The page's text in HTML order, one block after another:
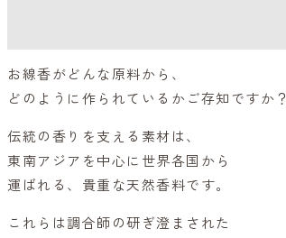
お線香がどんな原料から、
どのように作られているかご存知ですか？
伝統の香りを支える素材は、
東南アジアを中心に世界各国から
運ばれる、貴重な天然香料です。
これらは調合師の研ぎ澄まされた